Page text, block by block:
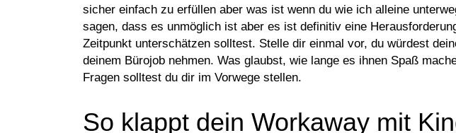
sicher einfach zu erfüllen aber was ist wenn du wie ich alleine
sagen, dass es unmöglich ist aber es ist definitiv eine
Zeitpunkt unterschätzen solltest. Stelle dir einmal vor, du würdest
deinem Bürojob nehmen. Was glaubst, wie lange es ihnen Spaß
Fragen solltest du dir im Vorwege stellen.
So klappt dein Workaway mit